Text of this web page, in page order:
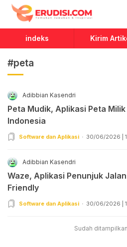
Erudisi
Temukan Jawaban dan Inspirasi
indeks Kirim
#peta
Adibbian Kasendri
Peta Mudik, Aplikasi Peta Milik
Indonesia
Software dan Aplikasi 30/06/2026 |
Adibbian Kasendri
Waze, Aplikasi Penunjuk
Friendly
Software dan Aplikasi 30/06/2026 |
Sudah